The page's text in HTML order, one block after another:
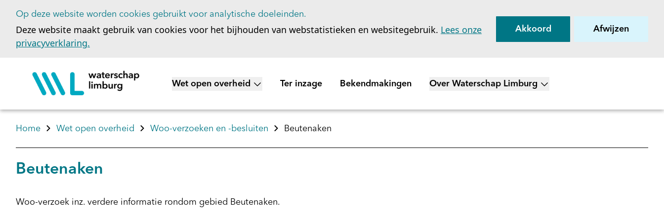
Op deze website worden cookies gebruikt voor analytische doeleinden.
Deze website maakt gebruik van cookies voor het bijhouden van webstatistieken en websitegebruik. Lees onze
privacyverklaring.
Akkoord Afwijzen
Toon submenu voor Wet open overheid
Wet open overheid Ter inzage Bekendmakingen
Toon submenu voor Over Waterschap Limburg
Over Waterschap Limburg
Home Wet open overheid Woo-verzoeken en -besluiten Beutenaken
Beutenaken
Woo-verzoek inz. verdere informatie rondom gebied Beutenaken.